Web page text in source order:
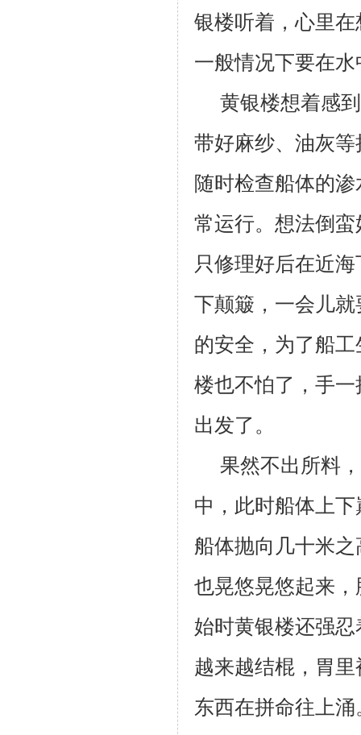
银楼听着，心里
一般情况下要在
黄银楼想着感
带好麻纱、油灰
随时检查船体的
常运行。想法倒
只修理好后在近
下颠簸，一会儿就
的安全，为了船
楼也不怕了，手
出发了。
果然不出所料
中，此时船体上
船体抛向几十米
也晃悠晃悠起来
始时黄银楼还强
越来越结棍，胃
东西在拼命往上